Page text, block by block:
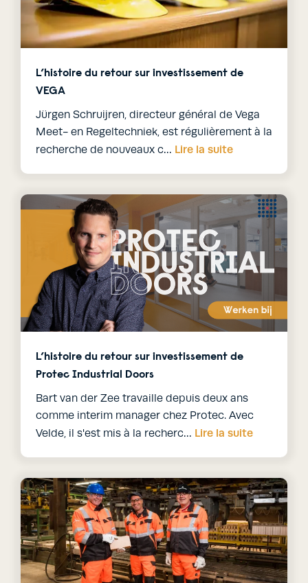
L’histoire du retour sur investissement de
VEGA
Jürgen Schruijren, directeur général de Vega
Meet- en Regeltechniek, est régulièrement à la
recherche de nouveaux c… Lire la suite
L’histoire du retour sur investissement de
Protec Industrial Doors
Bart van der Zee travaille depuis deux ans
comme interim manager chez Protec. Avec
Velde, il s'est mis à la recherc… Lire la suite